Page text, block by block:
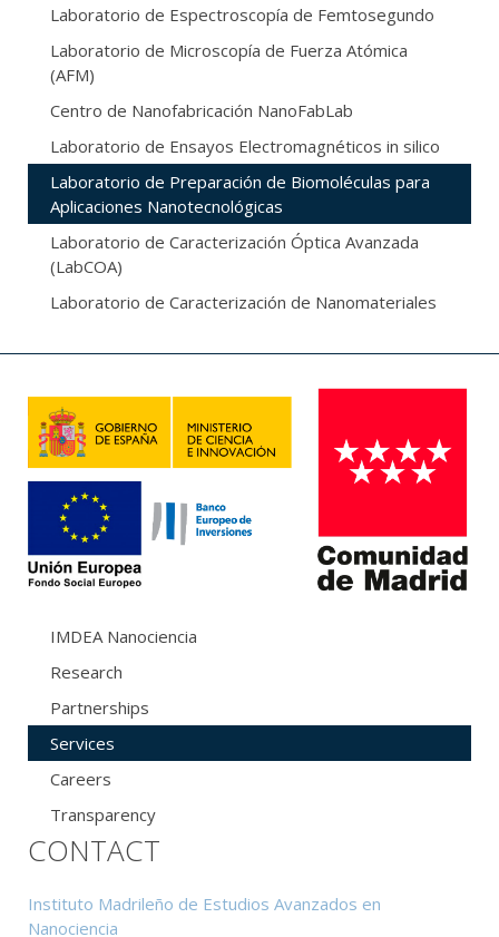
Laboratorio de Espectroscopía de Femtosegundo
Laboratorio de Microscopía de Fuerza Atómica
(AFM)
Centro de Nanofabricación NanoFabLab
Laboratorio de Ensayos Electromagnéticos in silico
Laboratorio de Preparación de Biomoléculas para
Aplicaciones Nanotecnológicas
Laboratorio de Caracterización Óptica Avanzada
(LabCOA)
Laboratorio de Caracterización de Nanomateriales
IMDEA Nanociencia
Research
Partnerships
Services
Careers
Transparency
CONTACT
Instituto Madrileño de Estudios Avanzados en
Nanociencia